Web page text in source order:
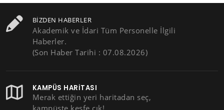
BIZDEN HABERLER
Akademik ve İdari Tüm Personelle İlgili
Haberler.
(Son Haber Tarihi : 07.08.2026)
KAMPÜS HARITASI
Merak ettiğin yeri haritadan seç,
kampüste keşfe çık!